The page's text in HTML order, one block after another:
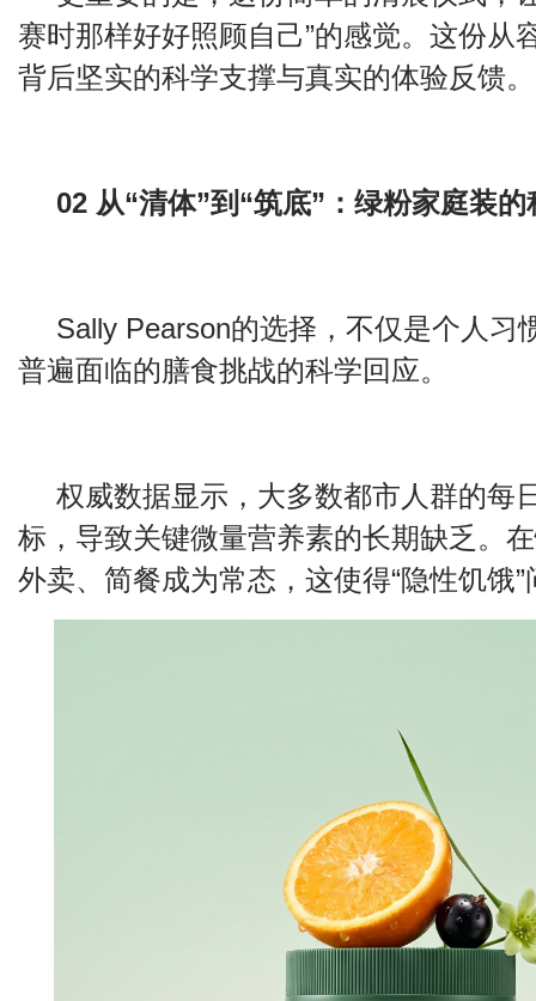
赛时那样好好照顾自己”的感觉。这份从
背后坚实的科学支撑与真实的体验反馈。
02 从“清体”到“筑底”：绿粉家庭装
Sally Pearson的选择，不仅是个人习
普遍面临的膳食挑战的科学回应。
权威数据显示，大多数都市人群的每
标，导致关键微量营养素的长期缺乏。
外卖、简餐成为常态，这使得“隐性饥饿